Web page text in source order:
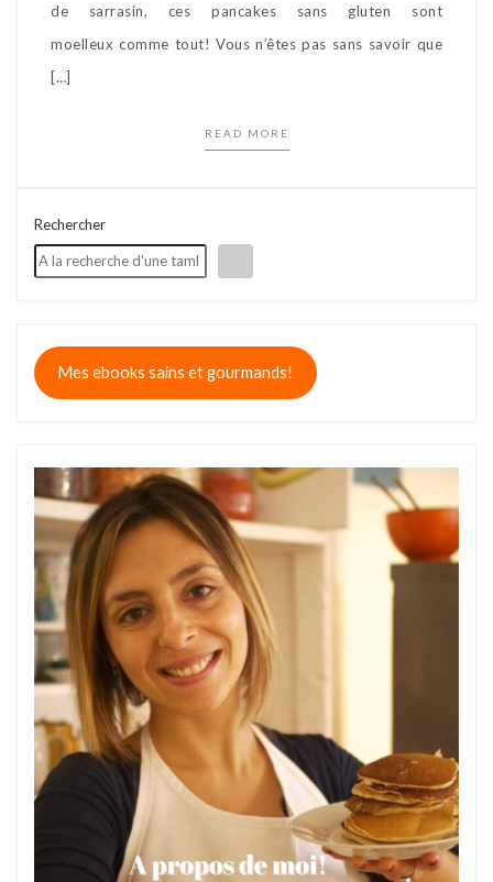
de sarrasin, ces pancakes sans gluten sont
moelleux comme tout! Vous n’êtes pas sans savoir que
[…]
READ MORE
Rechercher
Mes ebooks sains et gourmands!